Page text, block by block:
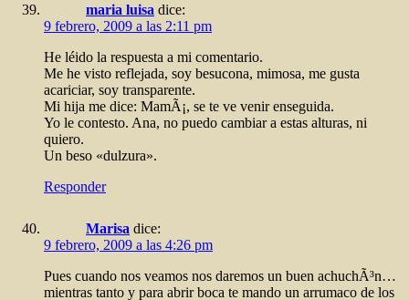
maria luisa dice:
9 febrero, 2009 a las 2:11 pm
He léido la respuesta a mi comentario.
Me he visto reflejada, soy besucona, mimosa, me gusta
acariciar, soy transparente.
Mi hija me dice: MamÃ¡, se te ve venir enseguida.
Yo le contesto. Ana, no puedo cambiar a estas alturas, ni
quiero.
Un beso «dulzura».
Responder
Marisa dice:
9 febrero, 2009 a las 4:26 pm
Pues cuando nos veamos nos daremos un buen achuchÃ³n…
mientras tanto y para abrir boca te mando un arrumaco de los